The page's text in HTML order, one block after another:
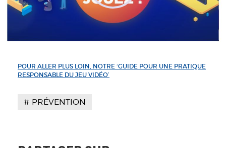
POUR ALLER PLUS LOIN, NOTRE ‘GUIDE POUR UNE PRATIQUE
RESPONSABLE DU JEU VIDÉO’
PRÉVENTION